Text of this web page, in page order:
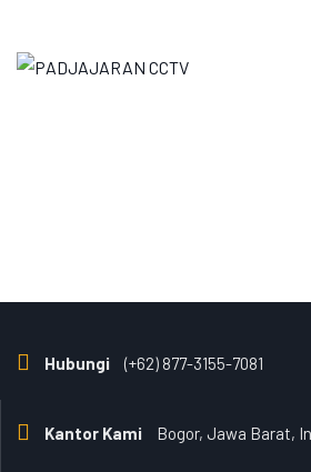
content
Hubungi (+62) 877-3155-7081
Kantor Kami Bogor, Jawa Barat,